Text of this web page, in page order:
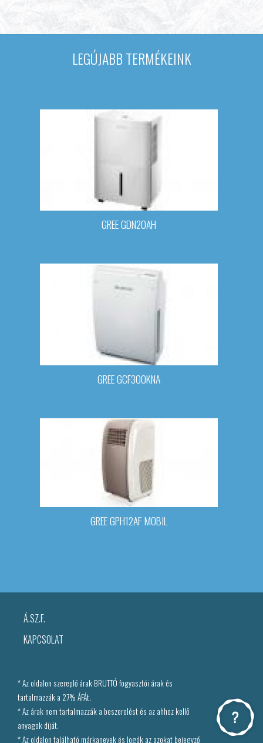
LEGÚJABB TERMÉKEINK
GREE GDN20AH
GREE GCF300KNA
GREE GPH12AF MOBIL
Á.SZ.F.
KAPCSOLAT
* Az oldalon szereplő árak BRUTTÓ fogyasztói árak és
tartalmazzák a 27% ÁFÁt.
* Az árak nem tartalmazzák a beszerelést és az ahhoz kellő
anyagok díját.
* Az oldalon található márkanevek és logók az azokat bejegyző